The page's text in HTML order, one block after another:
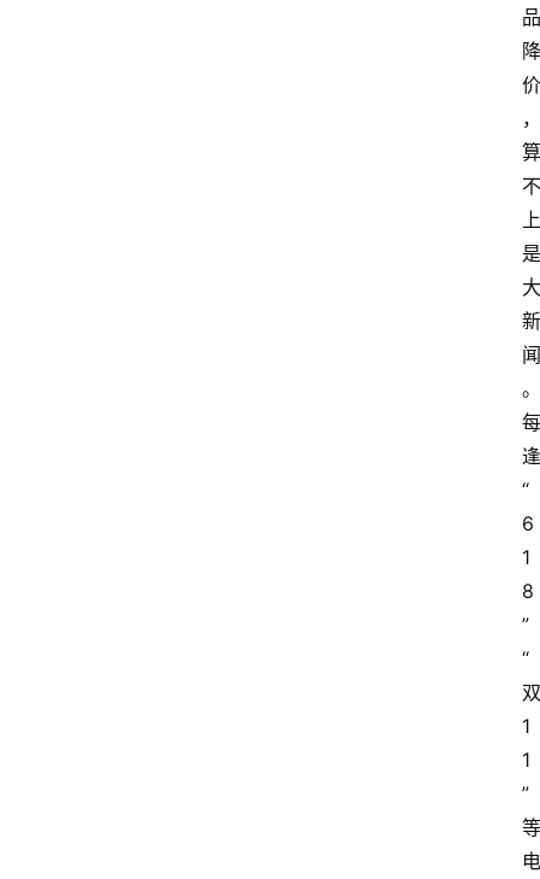
品
降
价
，
算
不
上
是
大
新
闻
。
每
逢
“
6
1
8
”
“
双
1
1
”
等
电